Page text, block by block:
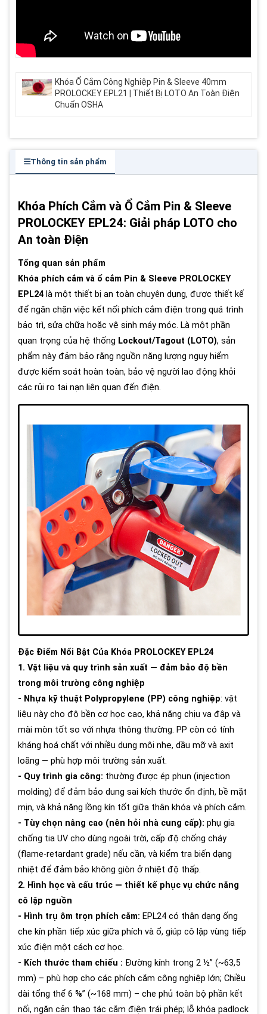
Khóa Ổ Cắm Công Nghiệp Pin & Sleeve 40mm
PROLOCKEY EPL21 | Thiết Bị LOTO An Toàn Điện
Chuẩn OSHA
Thông tin sản phẩm
Khóa Phích Cắm và Ổ Cắm Pin & Sleeve
PROLOCKEY EPL24: Giải pháp LOTO cho
An toàn Điện
Tổng quan sản phẩm
Khóa phích cắm và ổ cắm Pin & Sleeve PROLOCKEY
EPL24 là một thiết bị an toàn chuyên dụng, được thiết kế
để ngăn chặn việc kết nối phích cắm điện trong quá trình
bảo trì, sửa chữa hoặc vệ sinh máy móc. Là một phần
quan trọng của hệ thống Lockout/Tagout (LOTO), sản
phẩm này đảm bảo rằng nguồn năng lượng nguy hiểm
được kiểm soát hoàn toàn, bảo vệ người lao động khỏi
các rủi ro tai nạn liên quan đến điện.
Đặc Điểm Nổi Bật Của Khóa PROLOCKEY EPL24
1. Vật liệu và quy trình sản xuất — đảm bảo độ bền
trong môi trường công nghiệp
- Nhựa kỹ thuật Polypropylene (PP) công nghiệp: vật
liệu này cho độ bền cơ học cao, khả năng chịu va đập và
mài mòn tốt so với nhựa thông thường. PP còn có tính
kháng hoá chất với nhiều dung môi nhẹ, dầu mỡ và axit
loãng — phù hợp môi trường sản xuất.
- Quy trình gia công: thường được ép phun (injection
molding) để đảm bảo dung sai kích thước ổn định, bề mặt
mịn, và khả năng lồng kín tốt giữa thân khóa và phích cắm.
- Tùy chọn nâng cao (nên hỏi nhà cung cấp): phụ gia
chống tia UV cho dùng ngoài trời, cấp độ chống cháy
(flame-retardant grade) nếu cần, và kiểm tra biến dạng
nhiệt để đảm bảo không giòn ở nhiệt độ thấp.
2. Hình học và cấu trúc — thiết kế phục vụ chức năng
cô lập nguồn
- Hình trụ ôm trọn phích cắm: EPL24 có thân dạng ống
che kín phần tiếp xúc giữa phích và ổ, giúp cô lập vùng tiếp
xúc điện một cách cơ học.
- Kích thước tham chiếu : Đường kính trong 2 ½” (~63,5
mm) – phù hợp cho các phích cắm công nghiệp lớn; Chiều
dài tổng thể 6 ⅝” (~168 mm) – che phủ toàn bộ phần kết
nối, ngăn cản thao tác cắm điện trái phép; lỗ khóa padlock